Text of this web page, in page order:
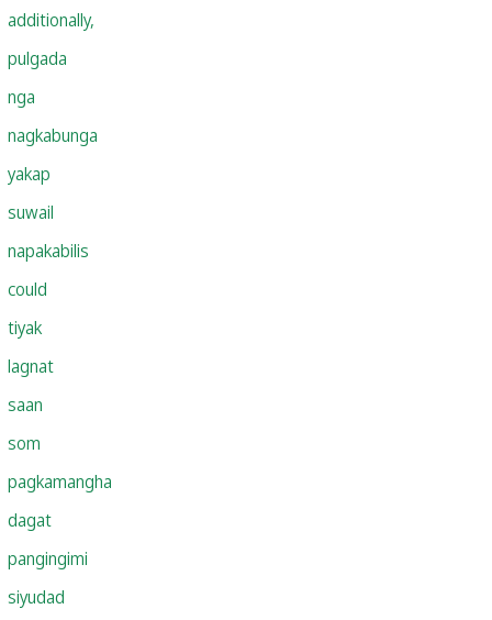
additionally,
pulgada
nga
nagkabunga
yakap
suwail
napakabilis
could
tiyak
lagnat
saan
som
pagkamangha
dagat
pangingimi
siyudad